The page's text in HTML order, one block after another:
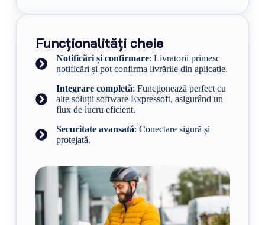
Funcționalități cheie
Notificări și confirmare: Livratorii primesc
notificări și pot confirma livrările din aplicație.
Integrare completă: Funcționează perfect cu
alte soluții software Expressoft, asigurând un
flux de lucru eficient.
Securitate avansată: Conectare sigură și
protejată.